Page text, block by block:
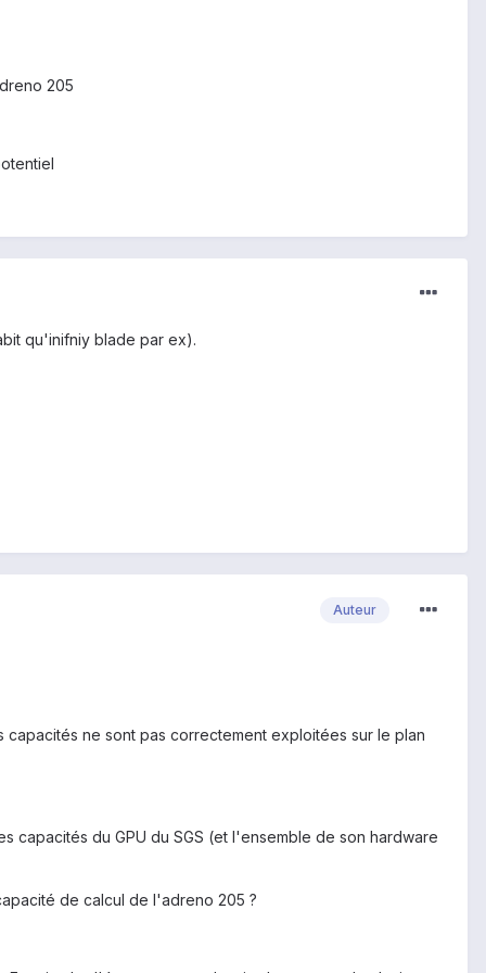
205
qu'inifniy blade par ex).
Auteur
capacités ne sont pas correctement exploitées sur le plan
capacités du GPU du SGS (et l'ensemble de son hardware
de calcul de l'adreno 205 ?